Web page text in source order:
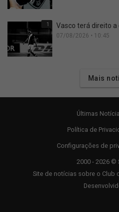
1 Vasco terá direito
07/08/2026 • 10:45
Mais
Últimas
Política de
Configurações de
2000 - 2026 ©
Site de notícias sobre o Club